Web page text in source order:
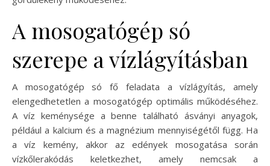
A mosogatógép só
szerepe a vízlágyításban
A mosogatógép só fő feladata a vízlágyítás, amely
elengedhetetlen a mosogatógép optimális működéséhez.
A víz keménysége a benne található ásványi anyagok,
például a kalcium és a magnézium mennyiségétől függ. Ha
a víz kemény, akkor az edények mosogatása során
vízkőlerakódás keletkezhet, amely nemcsak a